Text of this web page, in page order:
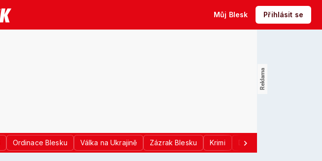
Můj Blesk Přihlásit se
Ordinace Blesku Válka na Ukrajině Zázrak Blesku Krimi Donald Trump